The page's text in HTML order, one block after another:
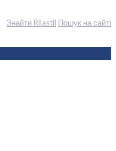
Знайти Rilastil Пошук на сайті